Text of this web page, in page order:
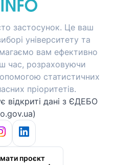
застосунок. Це ваш
університету та
вам ефективно
час, розраховуючи
статистичних
пріоритетів.
відкриті дані з ЄДЕБО
проєкт